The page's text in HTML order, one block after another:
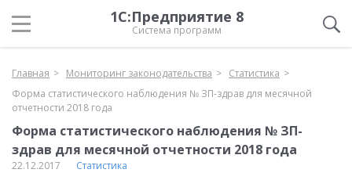
1С:Предприятие 8
Система программ
Главная Мониторинг законодательства
Статистика
Форма статистического наблюдения № ЗП-здрав для месячной
отчетности 2018 года
Форма статистического наблюдения № ЗП-
здрав для месячной отчетности 2018 года
22.12.2017 Статистика